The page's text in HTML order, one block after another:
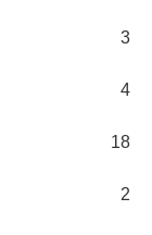
3
4
18
2